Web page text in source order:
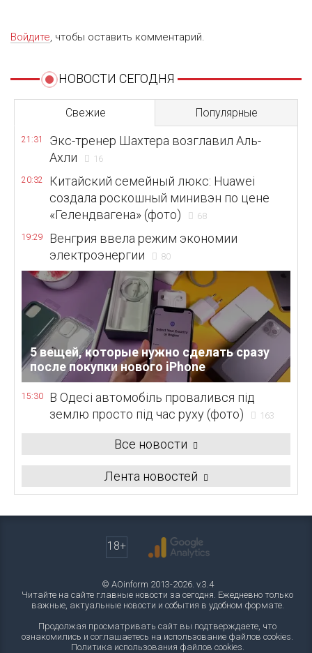
Войдите, чтобы оставить комментарий.
НОВОСТИ СЕГОДНЯ
Свежие Популярные
21:31
Экс-тренер Шахтера возглавил Аль-
Ахли
16
20:32
Китайский семейный люкс: Huawei
создала роскошный минивэн по цене
«Гелендвагена» (фото)
68
19:29
Венгрия ввела режим экономии
электроэнергии
80
5 вещей, которые нужно сделать сразу
после покупки нового iPhone
15:30
В Одесі автомобіль провалився під
землю просто під час руху (фото)
163
Все новости
Лента новостей
18+
© AOinform 2013-2026. v.3.4
Читайте на сайте главные новости за сегодня. Ежедневно только
важные, актуальные новости и события в удобном формате.
Продолжая просматривать сайт вы подтверждаете, что
ознакомились и соглашаетесь на использование файлов cookies.
Политика использования файлов cookies.